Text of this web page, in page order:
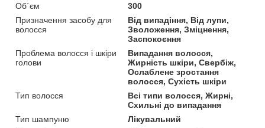
Об`єм
300
Призначення засобу для
волосся
Від випадіння, Від лупи,
Зволоження, Зміцнення,
Заспокоєння
Проблема волосся і шкіри
голови
Випадання волосся,
Жирність шкіри, Свербіж,
Ослаблене зростання
волосся, Сухість шкіри
Тип волосся
Всі типи волосся, Жирні,
Схильні до випадання
Тип шампуню
Лікувальний